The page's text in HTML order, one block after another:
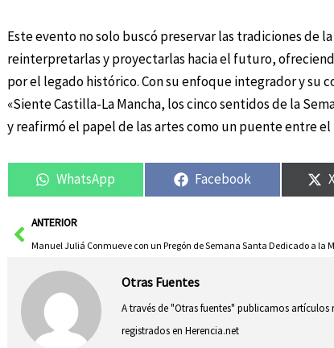
Este evento no solo buscó preservar las tradiciones de
reinterpretarlas y proyectarlas hacia el futuro,
por el legado histórico. Con su enfoque integrador y su
«Siente Castilla-La Mancha, los cinco sentidos de la
y reafirmó el papel de las artes como un puente entre
WhatsApp Facebook
AntANTERIOR
Otras Fuentes
A través de "Otras fuentes" publicamos
registrados en Herencia.net